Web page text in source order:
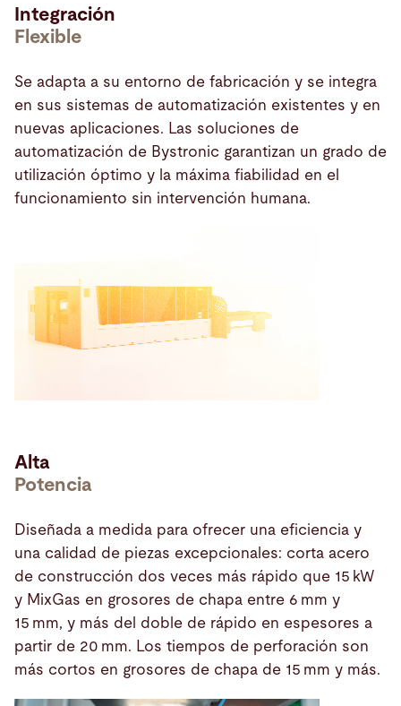
Integración
Flexible
Se adapta a su entorno de fabricación y se integra
en sus sistemas de automatización existentes y en
nuevas aplicaciones. Las soluciones de
automatización de Bystronic garantizan un grado de
utilización óptimo y la máxima fiabilidad en el
funcionamiento sin intervención humana.
Alta
Potencia
Diseñada a medida para ofrecer una eficiencia y
una calidad de piezas excepcionales: corta acero
de construcción dos veces más rápido que 15 kW
y MixGas en grosores de chapa entre 6 mm y
15 mm, y más del doble de rápido en espesores a
partir de 20 mm. Los tiempos de perforación son
más cortos en grosores de chapa de 15 mm y más.